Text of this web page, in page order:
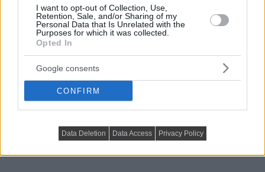
I want to opt-out of Collection, Use,
Retention, Sale, and/or Sharing of my
Personal Data that Is Unrelated with the
Purposes for which it was collected.
Opted In
Google consents
CONFIRM
Data Deletion Data Access Privacy Policy
fésülködőasztal
franciaágy gardrób
hálószoba
hálószoba bútor inspiráció íróasztal
lakásdekoráció
TV fal
november 20, 2019 Lakberendezés trendMagazin